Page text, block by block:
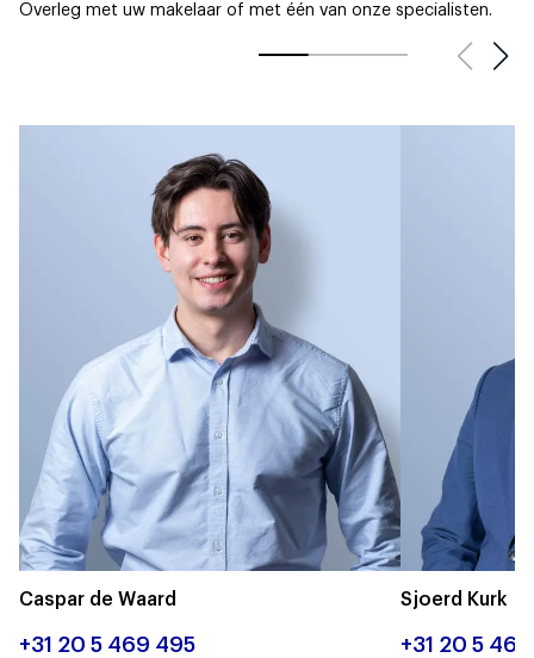
Overleg met uw makelaar of met één van onze specialisten.
Caspar de Waard
+31 20 5 469 495
Sjoerd Kurk
+31 20 5